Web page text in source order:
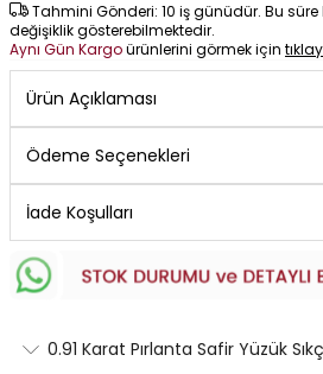
Tahmini Gönderi: 10 iş günüdür. Bu
değişiklik gösterebilmektedir.
Aynı Gün Kargoürünlerini görmek için
Ürün Açıklaması
Ödeme Seçenekleri
İade Koşulları
0.91 Karat Pırlanta Safir Yüzük